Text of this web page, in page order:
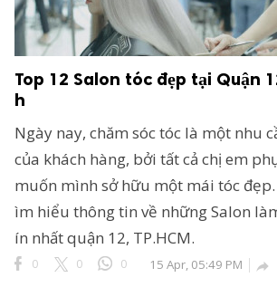
Top 12 Salon tóc đẹp tại Quận
h
Ngày nay, chăm sóc tóc là một nhu
của khách hàng, bởi tất cả chị em
muốn mình sở hữu một mái tóc
ìm hiểu thông tin về những Salon
ín nhất quận 12, TP.HCM.
0 0 0 15 Apr, 05:49 PM 